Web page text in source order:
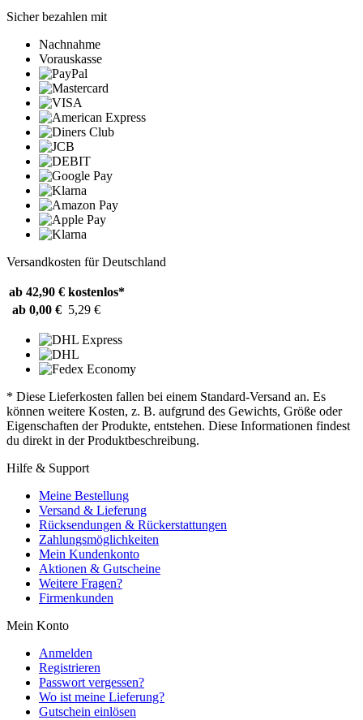
Sicher bezahlen mit
Nachnahme
Vorauskasse
Versandkosten für Deutschland
ab 42,90 € kostenlos*
ab 0,00 € 5,29 €
* Diese Lieferkosten fallen bei einem Standard-Versand an. Es
können weitere Kosten, z. B. aufgrund des Gewichts, Größe oder
Eigenschaften der Produkte, entstehen. Diese Informationen findest
du direkt in der Produktbeschreibung.
Hilfe & Support
Meine Bestellung
Versand & Lieferung
Rücksendungen & Rückerstattungen
Zahlungsmöglichkeiten
Mein Kundenkonto
Aktionen & Gutscheine
Weitere Fragen?
Firmenkunden
Mein Konto
Anmelden
Registrieren
Passwort vergessen?
Wo ist meine Lieferung?
Gutschein einlösen